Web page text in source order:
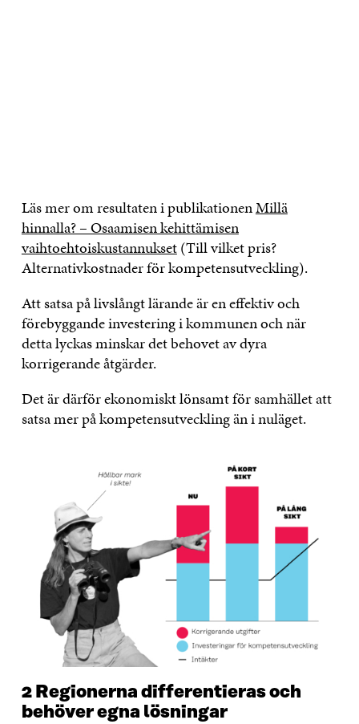
Läs mer om resultaten i publikationenMillä
hinnalla? – Osaamisen kehittämisen
vaihtoehtoiskustannukset(Till vilket pris?
Alternativkostnader för kompetensutveckling).
Att satsa på livslångt lärande är en effektiv och
förebyggande investering i kommunen och när
detta lyckas minskar det behovet av dyra
korrigerande åtgärder.
Det är därför ekonomiskt lönsamt för samhället att
satsa mer på kompetensutveckling än i nuläget.
2 Regionerna differentieras och
behöver egna lösningar